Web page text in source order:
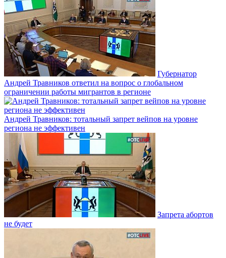
Губернатор
Андрей Травников ответил на вопрос о глобальном
ограничении работы мигрантов в регионе
Андрей Травников: тотальный запрет вейпов на уровне
региона не эффективен
Запрета абортов
не будет